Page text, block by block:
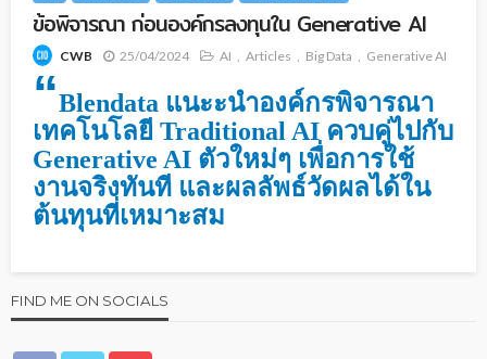
ข้อพิจารณา ก่อนองค์กรลงทุนใน Generative AI
CWB 25/04/2024 AI Articles Big Data Generative AI
“Blendata แนะะนำองค์กรพิจารณา
เทคโนโลยี Traditional AI ควบคู่ไปกับ
Generative AI ตัวใหม่ๆ เพื่อการใช้
งานจริงทันที และผลลัพธ์วัดผลได้ใน
ต้นทุนที่เหมาะสม
FIND ME ON SOCIALS